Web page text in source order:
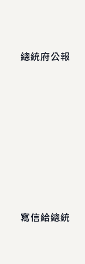
總統府公報
寫信給總統